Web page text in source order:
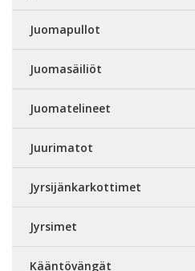
Juomapullot
Juomasäiliöt
Juomatelineet
Juurimatot
Jyrsijänkarkottimet
Jyrsimet
Kääntövängät